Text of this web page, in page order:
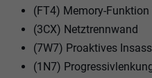
(FT4) Memory-
(3CX) Netztrennwand
(7W7) Proaktives
(1N7)